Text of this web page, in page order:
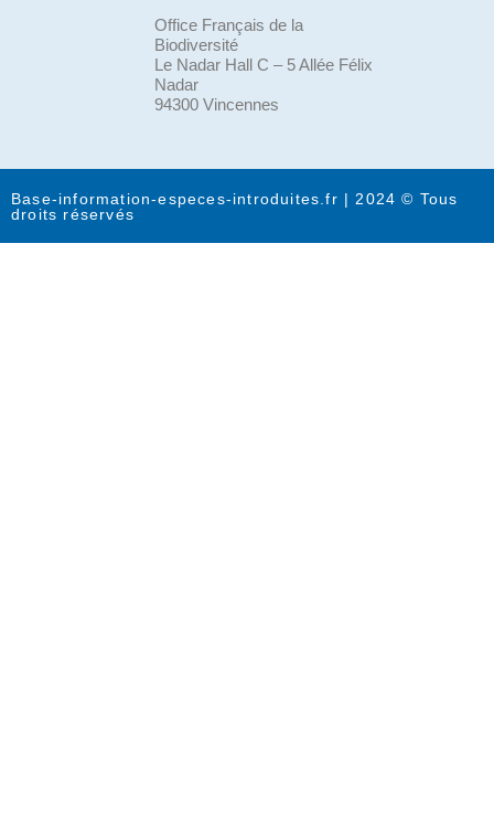
Office Français de la
Biodiversité
Le Nadar Hall C – 5 Allée Félix
Nadar
94300 Vincennes
Base-information-especes-introduites.fr | 2024 © Tous
droits réservés